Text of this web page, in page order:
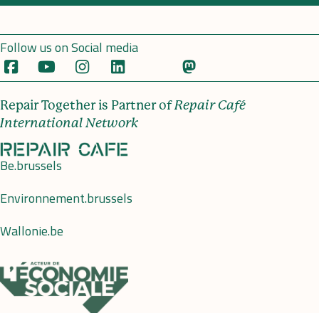
Follow us on Social media
Repair Together is Partner ofRepair Café
International Network
Be.brussels
Environnement.brussels
Wallonie.be